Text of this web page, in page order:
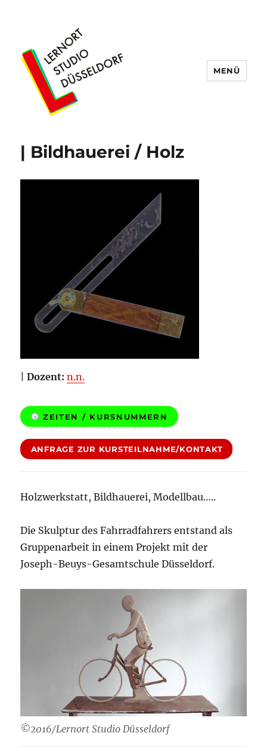
MENÜ
| Bildhauerei / Holz
|Dozent: n.n.
ZEITEN / KURSNUMMERN
ANFRAGE ZUR KURSTEILNAHME/KONTAKT
Holzwerkstatt, Bildhauerei, Modellbau…..
Die Skulptur des Fahrradfahrers entstand als
Gruppenarbeit in einem Projekt mit der
Joseph-Beuys-Gesamtschule Düsseldorf.
©2016/Lernort Studio Düsseldorf